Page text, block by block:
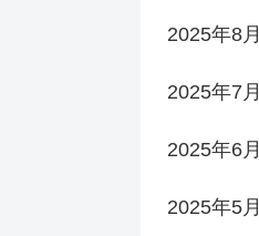
2025年8月
2025年7月
2025年6月
2025年5月